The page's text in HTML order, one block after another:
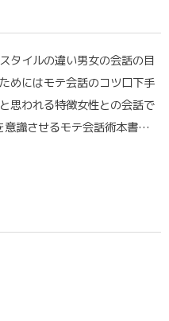
タイルの違い男女の会話の目
めにはモテ会話のコツ口下手
思われる特徴女性との会話で
意識させるモテ会話術本書…